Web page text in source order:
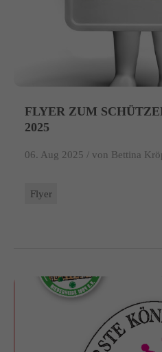
FLYER ZUM
2025
06. Aug 2025 / von Bettina
Flyer